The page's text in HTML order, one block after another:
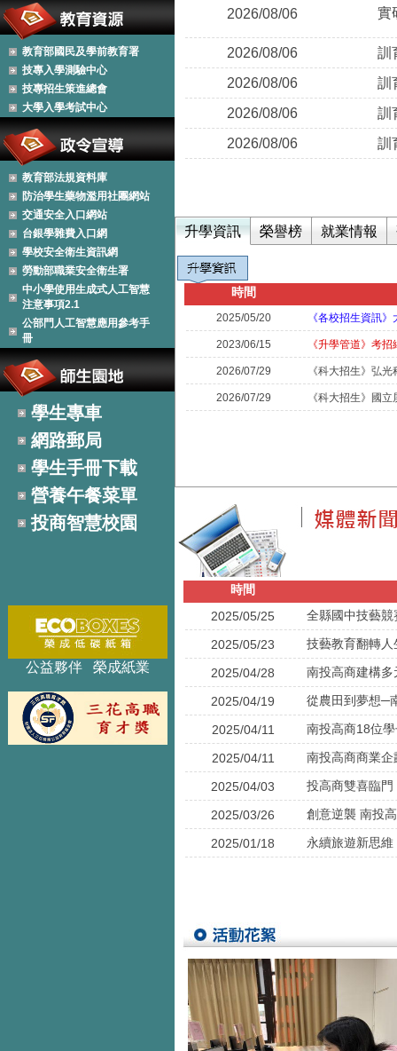
教育部國民及學前教育署
技專入學測驗中心
技專招生策進總會
大學入學考試中心
教育部法規資料庫
防治學生藥物濫用社團網站
交通安全入口網站
台銀學雜費入口網
學校安全衛生資訊網
勞動部職業安全衛生署
中小學使用生成式人工智慧
注意事項2.1
公部門人工智慧應用參考手
冊
學生專車
網路郵局
學生手冊下載
營養午餐菜單
投商智慧校園
公益夥伴 榮成紙業
2026/08/06 實
2026/08/06
訓
2026/08/06
訓
2026/08/06
訓
2026/08/06
訓
升學資訊 榮譽榜 就業情報
時間
2025/05/20 《各校招生資訊
2023/06/15 《升學管道》考
2026/07/29 《科大招生》弘
2026/07/29 《科大招生》國
時間
2025/05/25
全縣國中技藝
2025/05/23 技藝教育翻轉
2025/04/28 南投高商建構
2025/04/19 從農田到夢想─
2025/04/11 南投高商18位
2025/04/11 南投高商商業
2025/04/03 投高商雙喜臨
2025/03/26 創意逆襲 南投
2025/01/18 永續旅遊新思